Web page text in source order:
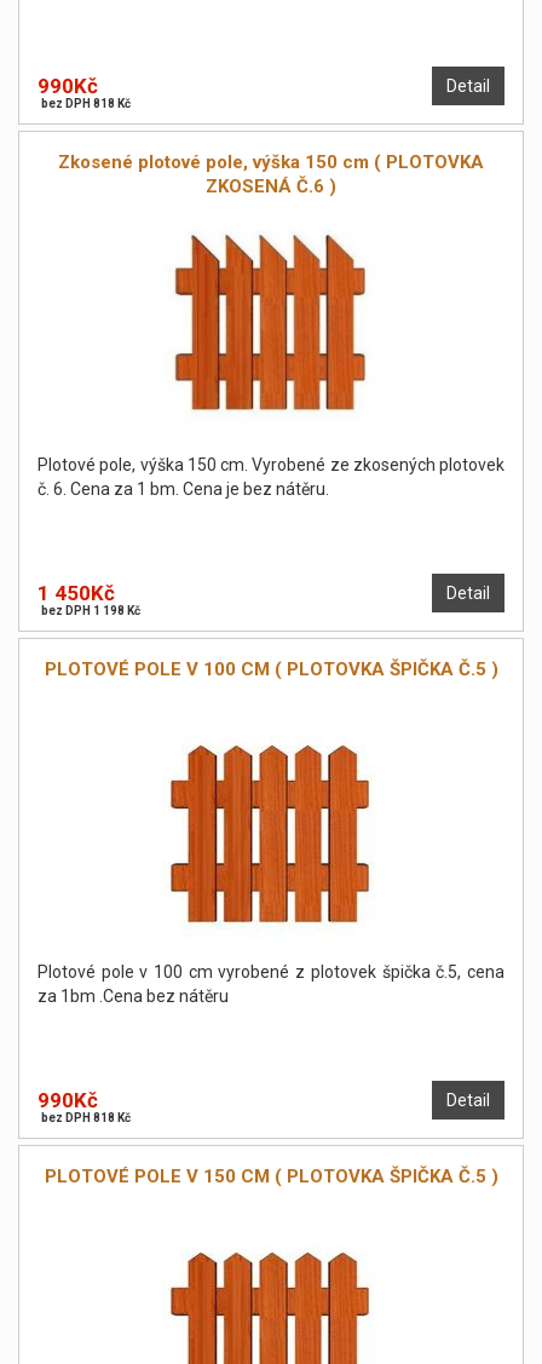
Detail
990Kč
bez DPH 818 Kč
Zkosené plotové pole, výška 150 cm ( PLOTOVKA
ZKOSENÁ Č.6 )
Plotové pole, výška 150 cm. Vyrobené ze zkosených plotovek
č. 6. Cena za 1 bm. Cena je bez nátěru.
Detail
1 450Kč
bez DPH 1 198 Kč
PLOTOVÉ POLE V 100 CM ( PLOTOVKA ŠPIČKA Č.5 )
Plotové pole v 100 cm vyrobené z plotovek špička č.5, cena
za 1bm .Cena bez nátěru
Detail
990Kč
bez DPH 818 Kč
PLOTOVÉ POLE V 150 CM ( PLOTOVKA ŠPIČKA Č.5 )